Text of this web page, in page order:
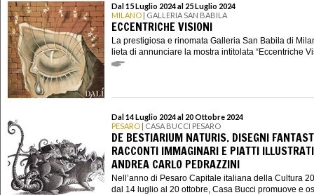
Dal 15 Luglio 2024 al 25 Luglio 2024
MILANO | GALLERIA SAN BABILA
ECCENTRICHE VISIONI
La prestigiosa e rinomata Galleria San Babila di
lieta di annunciare la mostra intitolata “Eccentriche
Dal 14 Luglio 2024 al 20 Ottobre 2024
PESARO | CASA BUCCI PESARO
DE BESTIARIUM NATURIS. DISEGNI
RACCONTI IMMAGINARI E PIATTI
ANDREA CARLO PEDRAZZINI
Nell’anno di Pesaro Capitale italiana della Cultura
dal 14 luglio al 20 ottobre, Casa Bucci promuove e